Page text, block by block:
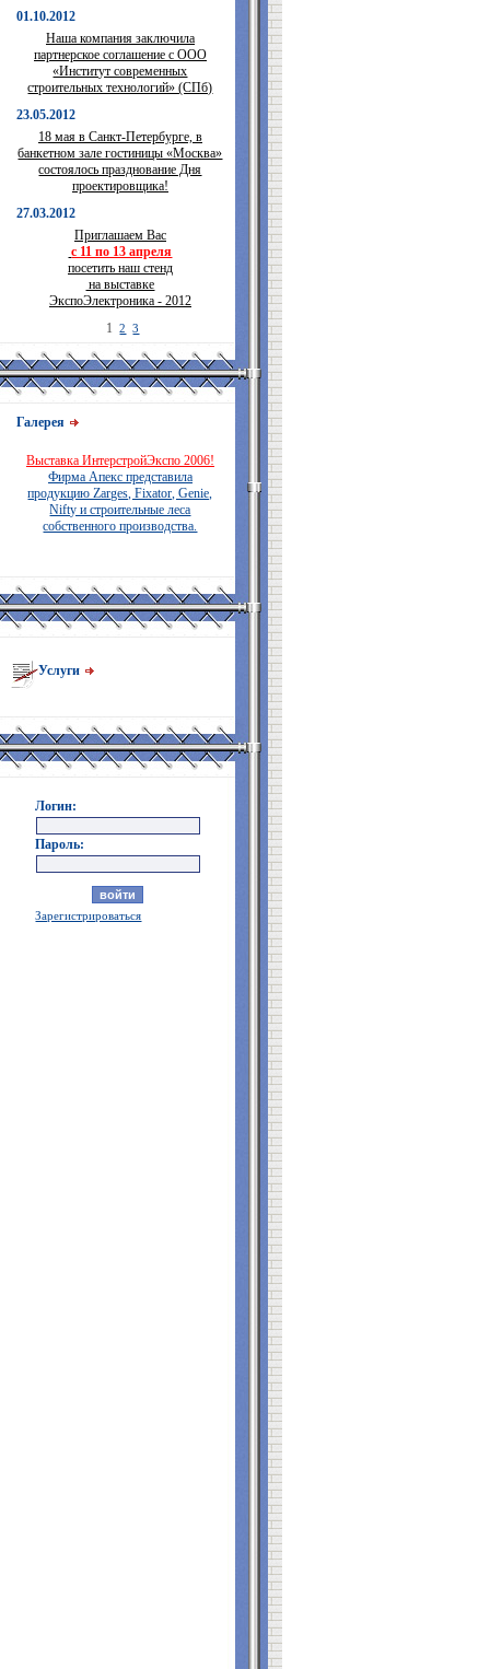
01.10.2012
Наша компания заключила
партнерское соглашение с ООО
«Институт современных
строительных технологий» (СПб)
23.05.2012
18 мая в Санкт-Петербурге, в
банкетном зале гостиницы «Москва»
состоялось празднование Дня
проектировщика!
27.03.2012
Приглашаем Вас
с 11 по 13 апреля
посетить наш стенд
на выставке
ЭкспоЭлектроника - 2012
1
2 3
Галерея
Выставка ИнтерстройЭкспо 2006!
Фирма Апекс представила
продукцию Zarges, Fixator, Genie,
Nifty и строительные леса
собственного производства.
Услуги
Логин:
Пароль:
Зарегистрироваться